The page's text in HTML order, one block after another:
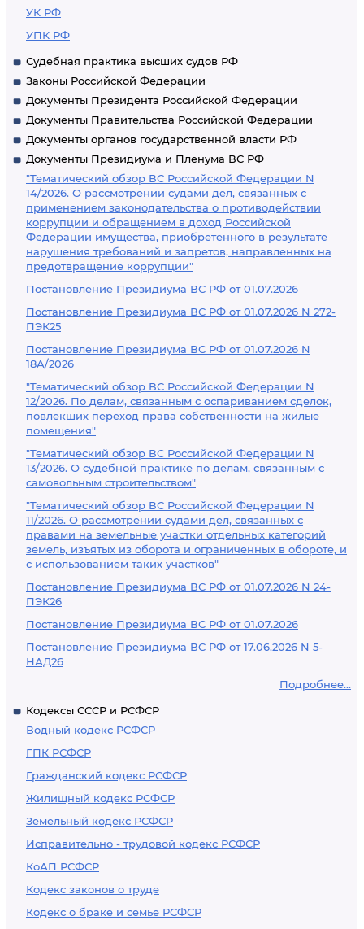
УК РФ
УПК РФ
Судебная практика высших судов РФ
Законы Российской Федерации
Документы Президента Российской Федерации
Документы Правительства Российской Федерации
Документы органов государственной власти РФ
Документы Президиума и Пленума ВС РФ
"Тематический обзор ВС Российской Федерации N
14/2026. О рассмотрении судами дел, связанных с
применением законодательства о противодействии
коррупции и обращением в доход Российской
Федерации имущества, приобретенного в результате
нарушения требований и запретов, направленных на
предотвращение коррупции"
Постановление Президиума ВС РФ от 01.07.2026
Постановление Президиума ВС РФ от 01.07.2026 N 272-
ПЭК25
Постановление Президиума ВС РФ от 01.07.2026 N
18А/2026
"Тематический обзор ВС Российской Федерации N
12/2026. По делам, связанным с оспариванием сделок,
повлекших переход права собственности на жилые
помещения"
"Тематический обзор ВС Российской Федерации N
13/2026. О судебной практике по делам, связанным с
самовольным строительством"
"Тематический обзор ВС Российской Федерации N
11/2026. О рассмотрении судами дел, связанных с
правами на земельные участки отдельных категорий
земель, изъятых из оборота и ограниченных в обороте, и
с использованием таких участков"
Постановление Президиума ВС РФ от 01.07.2026 N 24-
ПЭК26
Постановление Президиума ВС РФ от 01.07.2026
Постановление Президиума ВС РФ от 17.06.2026 N 5-
НАД26
Подробнее...
Кодексы СССР и РСФСР
Водный кодекс РСФСР
ГПК РСФСР
Гражданский кодекс РСФСР
Жилищный кодекс РСФСР
Земельный кодекс РСФСР
Исправительно - трудовой кодекс РСФСР
КоАП РСФСР
Кодекс законов о труде
Кодекс о браке и семье РСФСР